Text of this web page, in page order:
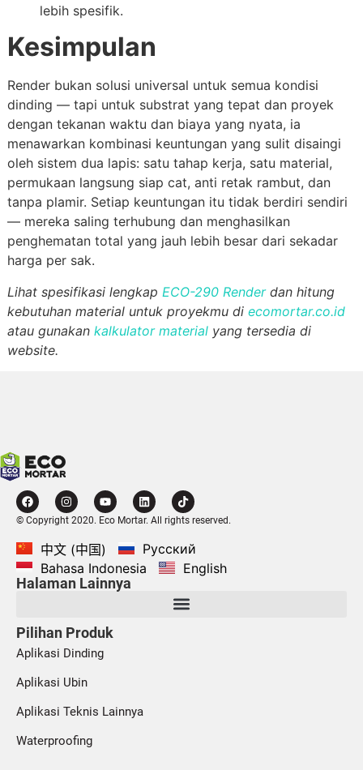
lebih spesifik.
Kesimpulan
Render bukan solusi universal untuk semua kondisi
dinding — tapi untuk substrat yang tepat dan proyek
dengan tekanan waktu dan biaya yang nyata, ia
menawarkan kombinasi keuntungan yang sulit disaingi
oleh sistem dua lapis: satu tahap kerja, satu material,
permukaan langsung siap cat, anti retak rambut, dan
tanpa plamir. Setiap keuntungan itu tidak berdiri sendiri
— mereka saling terhubung dan menghasilkan
penghematan total yang jauh lebih besar dari sekadar
harga per sak.
Lihat spesifikasi lengkap ECO-290 Renderdan hitung
kebutuhan material untuk proyekmu di ecomortar.co.id
atau gunakan kalkulator material yang tersedia di
website.
© Copyright 2020. Eco Mortar. All rights reserved.
中文 (中国)
Русский
Bahasa Indonesia
English
Halaman Lainnya
Pilihan Produk
Aplikasi Dinding
Aplikasi Ubin
Aplikasi Teknis Lainnya
Waterproofing